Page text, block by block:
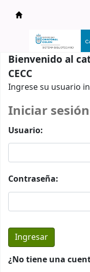
Catálogo en
Bienvenido al
CECC
Ingrese su usuario
Iniciar sesión
Usuario:
Contraseña:
¿No tiene una